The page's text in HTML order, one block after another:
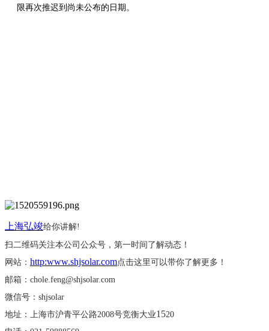
限再次推迟到尚未公布的日期。
上海弘竣给你讲解!
扫二维码关注本公司公众号，第一时间了解动态！
网站： http:www.shjsolar.com点击这里可以带你了解更多！
邮箱： chole.feng@shjsolar.com
微信号： shjsolar
地址：上海市沪青平公路2008号竞衡大业1520